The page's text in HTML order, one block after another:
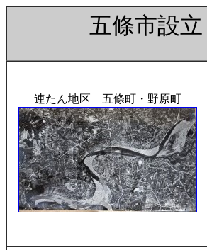
五條市設立
連たん地区 五條町・野原町